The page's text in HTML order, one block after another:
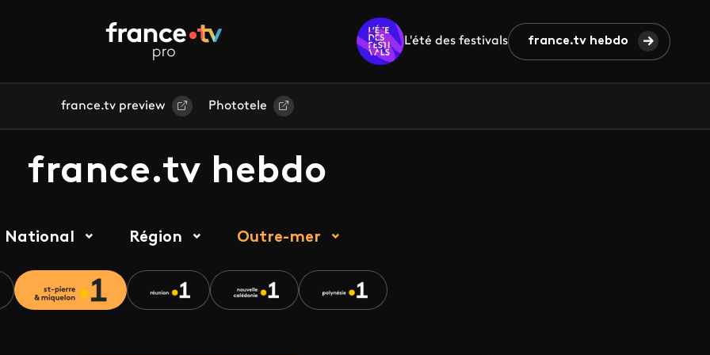
L'été des festivals france.tv hebdo
france.tv preview Phototele
france.tv hebdo
National Région Outre-mer